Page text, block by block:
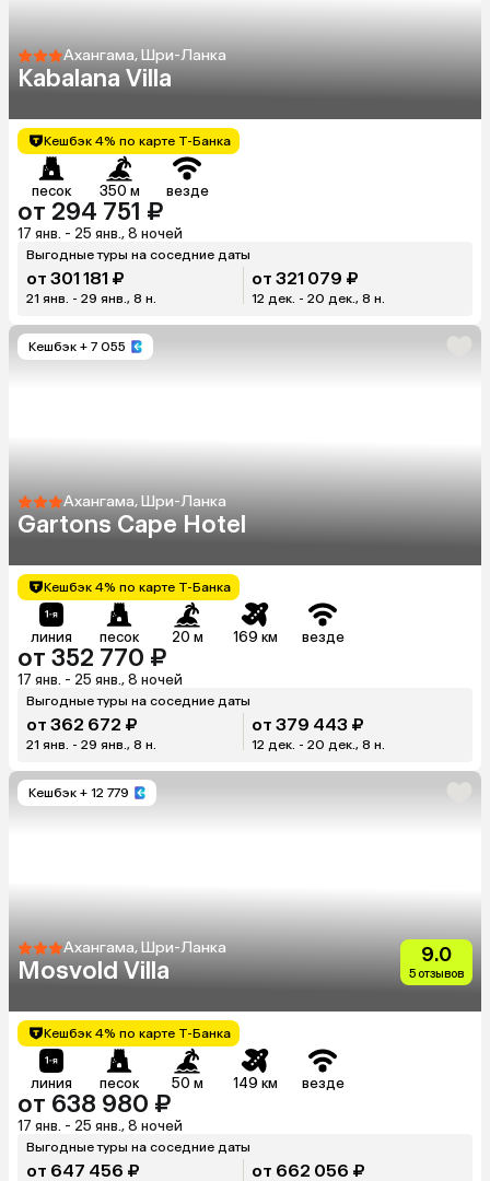
Ахангама, Шри-Ланка
Kabalana Villa
Кешбэк 4% по карте Т-Банка
песок 350 м везде
от 294 751 ₽
17 янв. - 25 янв., 8 ночей
Выгодные туры на соседние даты
от 301 181 ₽
21 янв. - 29 янв., 8 н.
от 321 079 ₽
12 дек. - 20 дек., 8 н.
Кешбэк + 7 055
Ахангама, Шри-Ланка
Gartons Cape Hotel
Кешбэк 4% по карте Т-Банка
линия песок 20 м 169 км везде
от 352 770 ₽
17 янв. - 25 янв., 8 ночей
Выгодные туры на соседние даты
от 362 672 ₽
21 янв. - 29 янв., 8 н.
от 379 443 ₽
12 дек. - 20 дек., 8 н.
Кешбэк + 12 779
Ахангама, Шри-Ланка
Mosvold Villa
9.0
5 отзывов
Кешбэк 4% по карте Т-Банка
линия песок 50 м 149 км везде
от 638 980 ₽
17 янв. - 25 янв., 8 ночей
Выгодные туры на соседние даты
от 647 456 ₽ от 662 056 ₽